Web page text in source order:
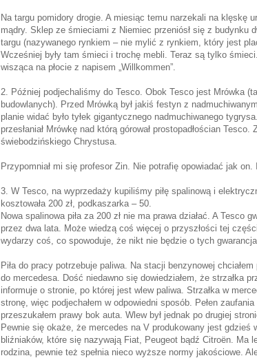
Na targu pomidory drogie. A miesiąc temu narzekali na klęskę
mądry. Sklep ze śmieciami z Niemiec przeniósł się z budynku
targu (nazywanego rynkiem – nie mylić z rynkiem, który jest
Wcześniej były tam śmieci i trochę mebli. Teraz są tylko
wisząca na płocie z napisem „Willkommen”.
2. Później podjechaliśmy do Tesco. Obok Tesco jest Mrówka
budowlanych). Przed Mrówką był jakiś festyn z
planie widać było tyłek gigantycznego nadmuchiwanego
przesłaniał Mrówkę nad którą górował prostopadłościan Tesco.
świebodzińskiego Chrystusa.
Przypomniał mi się profesor Zin. Nie potrafię opowiadać jak on.
3. W Tesco, na wyprzedaży kupiliśmy piłę spalinową i
kosztowała 200 zł, podkaszarka – 50.
Nowa spalinowa piła za 200 zł nie ma prawa działać. A Tesco
przez dwa lata. Może wiedzą coś więcej o przyszłości tej
wydarzy coś, co spowoduje, że nikt nie będzie o tych
Piła do pracy potrzebuje paliwa. Na stacji benzynowej
do mercedesa. Dość niedawno się dowiedziałem, że strzałka
informuje o stronie, po której jest wlew paliwa. Strzałka w
stronę, więc podjechałem w odpowiedni sposób. Pełen
przeszukałem prawy bok auta. Wlew był jednak po drugiej
Pewnie się okaże, że mercedes na V produkowany jest gdzieś
bliźniaków, które się nazywają Fiat, Peugeot bądź Citroën. Ma
rodzina, pewnie też spełnia nieco wyższe normy jakościowe.